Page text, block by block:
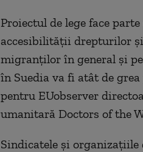
Proiectul de lege face
accesibilității drepturilor și
migranților în general și
în Suedia va fi atât de
pentru EUobserver
umanitară Doctors of the
Sindicatele și organizațiile